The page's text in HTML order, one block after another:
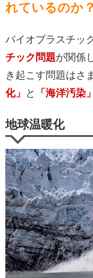
れているのか？
バイオプラスチッ
チック問題が関係
き起こす問題はさ
化」 と 「海洋汚染」
地球温暖化